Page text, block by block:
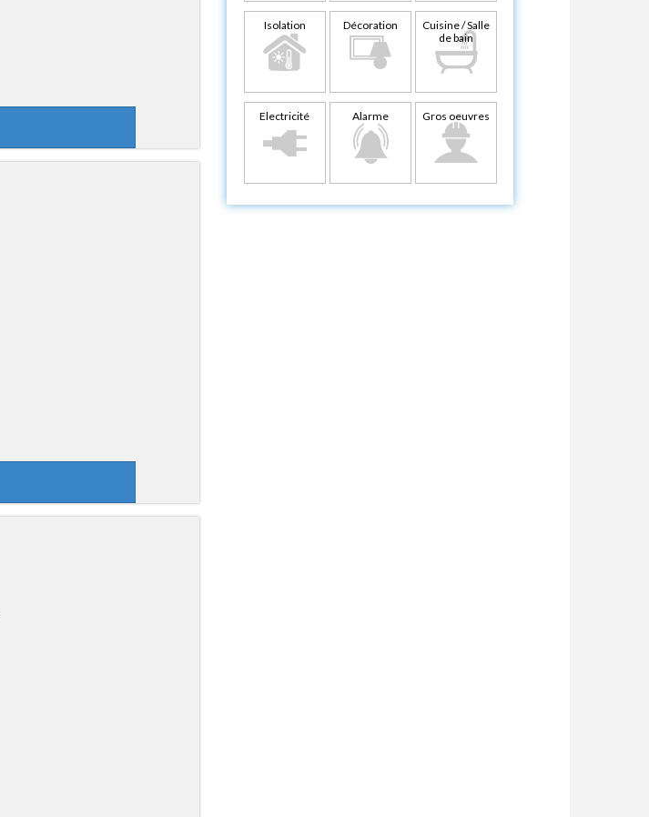
Isolation Décoration
Cuisine / Salle
de bain
Electricité Alarme Gros oeuvres